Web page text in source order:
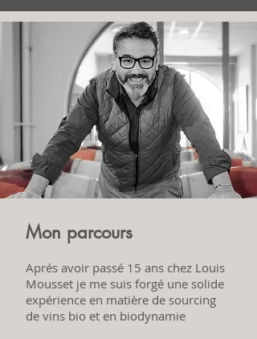
Mon parcours
Aprés avoir passé 15 ans chez Louis
Mousset je me suis forgé une solide
expérience en matière de sourcing
de vins bio et en biodynamie